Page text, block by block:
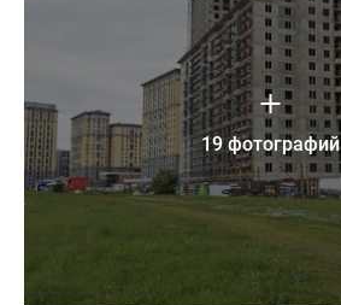
19 фотографий